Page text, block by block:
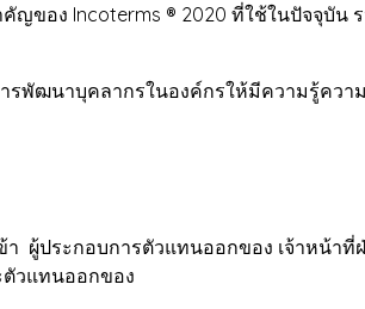
ญของ Incoterms ® 2020 ที่ใช้ในปัจจุบัน
รพัฒนาบุคลากรในองค์กรให้มีความรู้คว
ะกอบการตัวแทนออกของ เจ้าหน้าที่ฝ่
ตัวแทนออกของ